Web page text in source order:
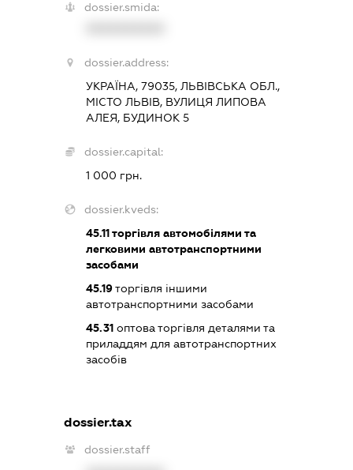
dossier.smida:
dossier.address:
УКРАЇНА, 79035, ЛЬВІВСЬКА ОБЛ.,
МІСТО ЛЬВІВ, ВУЛИЦЯ ЛИПОВА
АЛЕЯ, БУДИНОК 5
dossier.capital:
1 000 грн.
dossier.kveds:
45.11торгівля автомобілями та
легковими автотранспортними
засобами
45.19торгівля іншими
автотранспортними засобами
45.31 оптова торгівля деталями та
приладдям для автотранспортних
засобів
dossier.tax
dossier.staff